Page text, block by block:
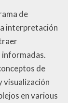
de
interpretación
informadas.
de
visualización
en various